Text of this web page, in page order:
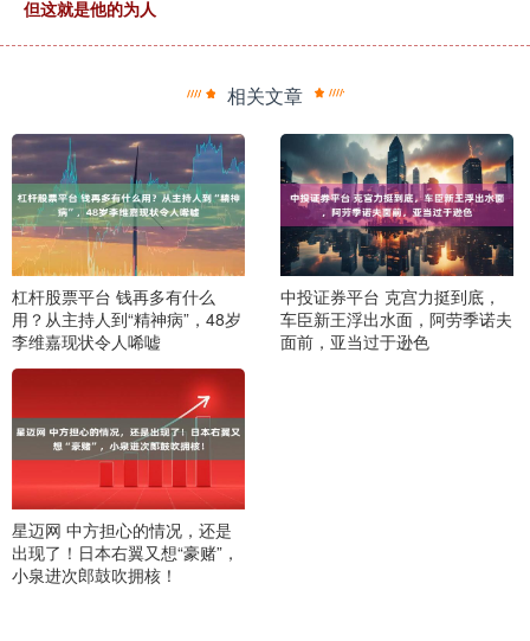
但这就是他的为人
相关文章
杠杆股票平台 钱再多有什么
用？从主持人到“精神病”，48岁
李维嘉现状令人唏嘘
中投证券平台 克宫力挺到底，
车臣新王浮出水面，阿劳季诺夫
面前，亚当过于逊色
星迈网 中方担心的情况，还是
出现了！日本右翼又想“豪赌”，
小泉进次郎鼓吹拥核！